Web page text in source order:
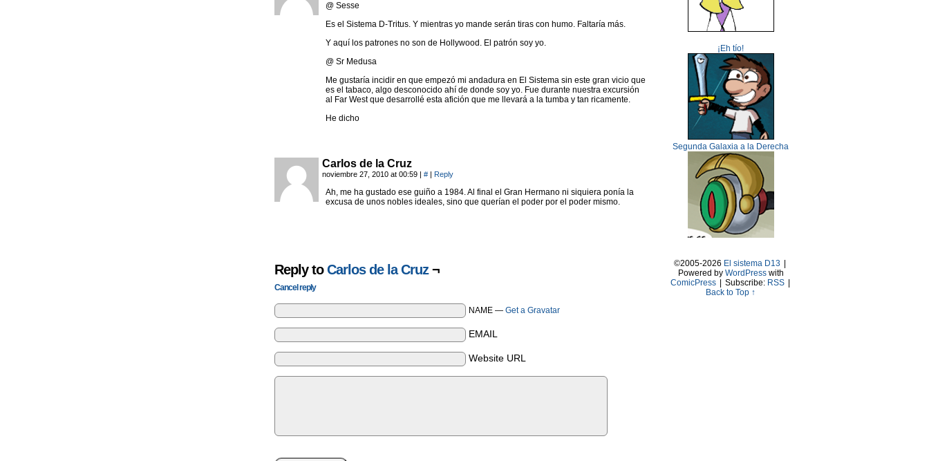
@ Sesse
Es el Sistema D-Tritus. Y mientras yo mande serán tiras con humo. Faltaría más.
Y aquí los patrones no son de Hollywood. El patrón soy yo.
@ Sr Medusa
Me gustaría incidir en que empezó mi andadura en El Sistema sin este gran vicio que
es el tabaco, algo desconocido ahí de donde soy yo. Fue durante nuestra excursión
al Far West que desarrollé esta afición que me llevará a la tumba y tan ricamente.
He dicho
Carlos de la Cruz
noviembre 27, 2010 at 00:59 | # | Reply
Ah, me ha gustado ese guiño a 1984. Al final el Gran Hermano ni siquiera ponía la
excusa de unos nobles ideales, sino que querían el poder por el poder mismo.
Reply toCarlos de la Cruz¬
Cancel reply
NAME — Get a Gravatar
EMAIL
Website URL
¡Eh tío!
Segunda Galaxia a la Derecha
©2005-2026 El sistema D13
Powered by WordPresswith
ComicPress
Subscribe: RSS
Back to Top ↑